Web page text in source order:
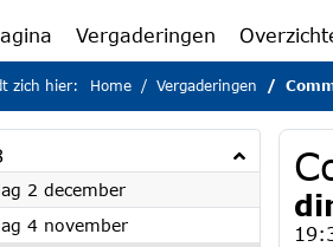
Vergaderingen
zich hier: Home Vergaderingen
2 december2008
4 november2008